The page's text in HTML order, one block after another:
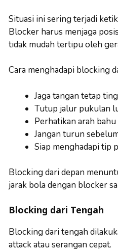
Situasi ini sering terjadi
Blocker harus menjaga
tidak mudah tertipu oleh
Cara menghadapi blocking
Jaga tangan tetap
Tutup jalur pukulan
Perhatikan arah
Jangan turun
Siap menghadapi tip
Blocking dari depan
jarak bola dengan blocker
Blocking dari Tengah
Blocking dari tengah
attack atau serangan cepat.